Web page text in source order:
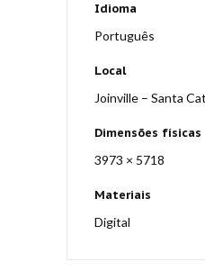
Idioma
Português
Local
Joinville – Santa
Dimensões físicas
3973 × 5718
Materiais
Digital